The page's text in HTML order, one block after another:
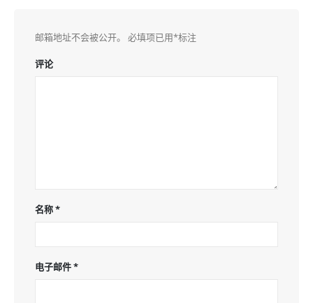
邮箱地址不会被公开。 必填项已用*标注
评论
名称*
电子邮件*